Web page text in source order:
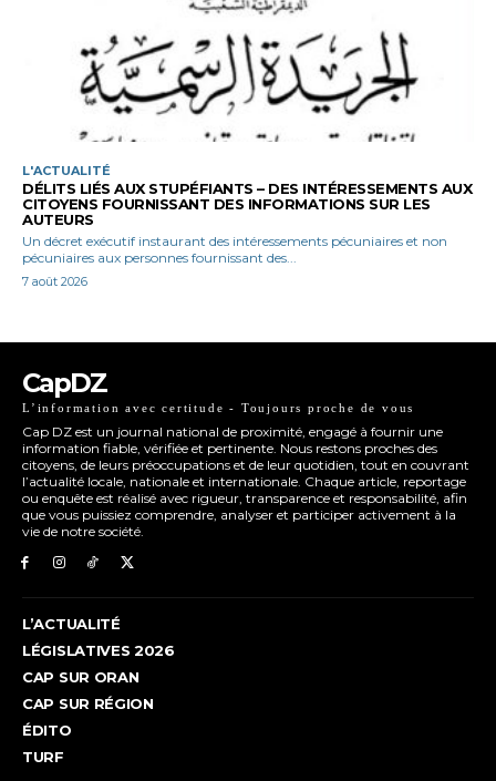
L'ACTUALITÉ
DÉLITS LIÉS AUX STUPÉFIANTS – DES INTÉRESSEMENTS AUX
CITOYENS FOURNISSANT DES INFORMATIONS SUR LES
AUTEURS
Un décret exécutif instaurant des intéressements pécuniaires et non
pécuniaires aux personnes fournissant des...
7 août 2026
CapDZ
L’information avec certitude - Toujours proche de vous
Cap DZ est un journal national de proximité, engagé à fournir une
information fiable, vérifiée et pertinente. Nous restons proches des
citoyens, de leurs préoccupations et de leur quotidien, tout en couvrant
l’actualité locale, nationale et internationale. Chaque article, reportage
ou enquête est réalisé avec rigueur, transparence et responsabilité, afin
que vous puissiez comprendre, analyser et participer activement à la
vie de notre société.
L’ACTUALITÉ
LÉGISLATIVES 2026
CAP SUR ORAN
CAP SUR RÉGION
ÉDITO
TURF